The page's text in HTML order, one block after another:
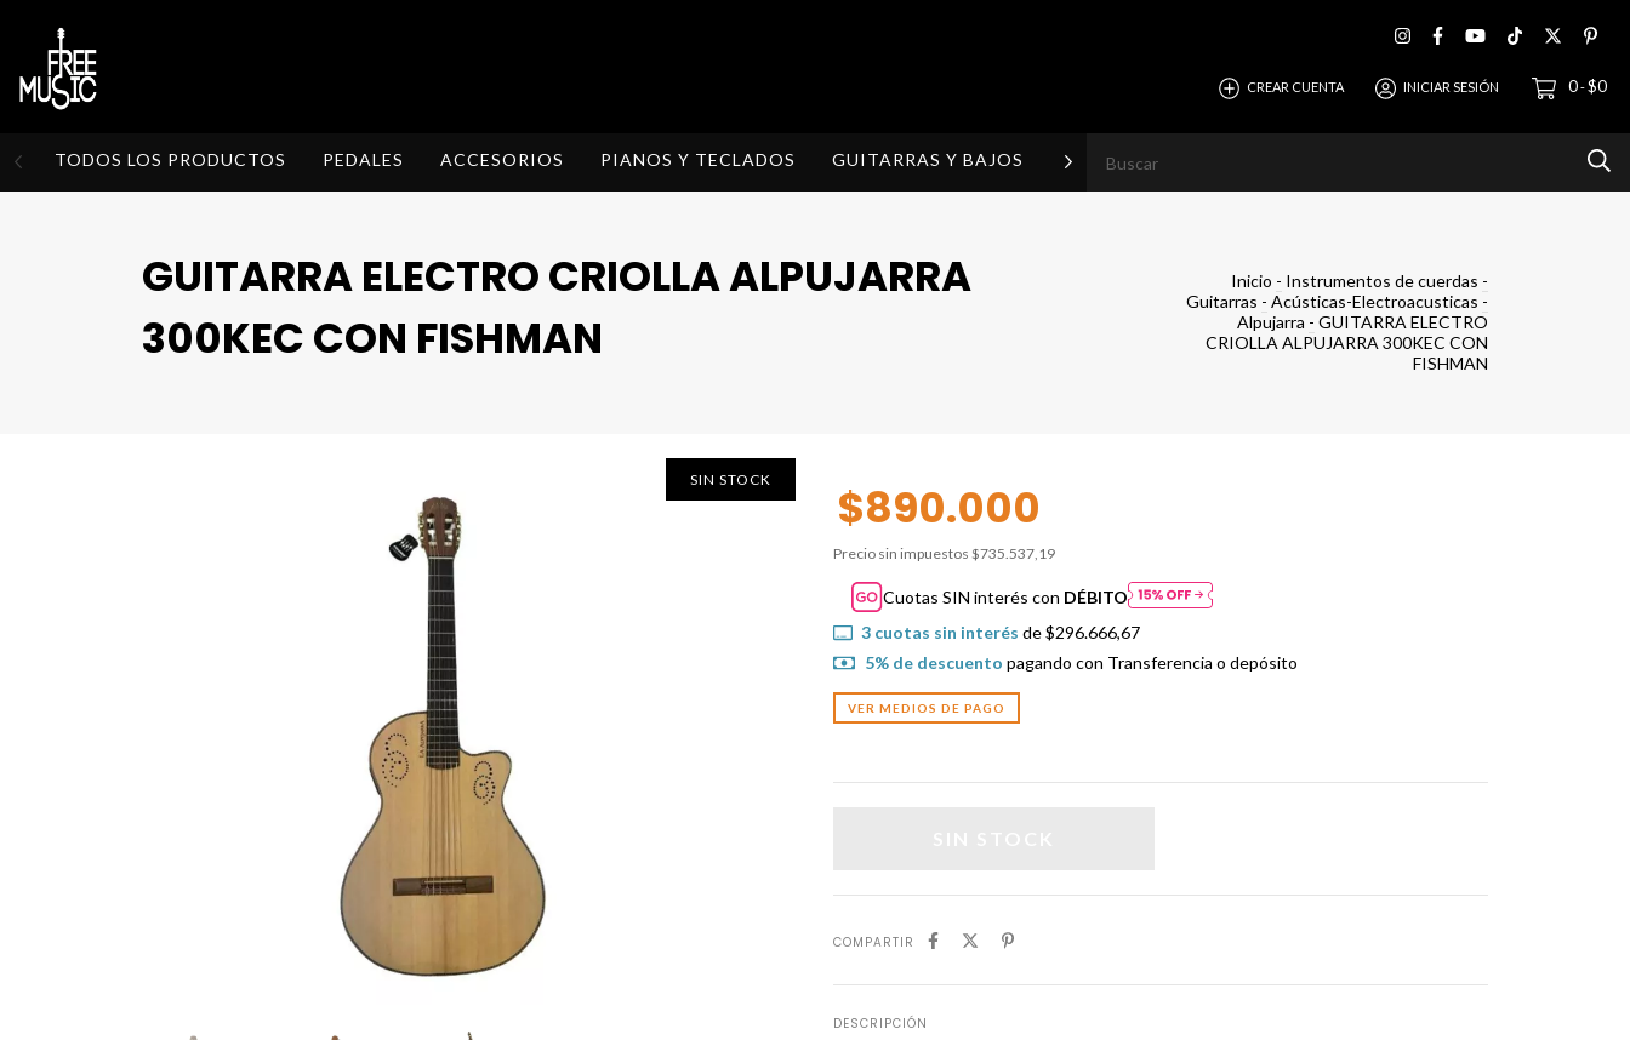
CREAR CUENTA INICIAR SESIÓN 0-$0
TODOS LOS PRODUCTOS PEDALES ACCESORIOS PIANOS Y TECLADOS GUITARRAS Y BAJOS HOGAR
GUITARRA ELECTRO CRIOLLA ALPUJARRA
300KEC CON FISHMAN
Inicio - Instrumentos de cuerdas -
Guitarras - Acústicas-Electroacusticas -
Alpujarra - GUITARRA ELECTRO
CRIOLLA ALPUJARRA 300KEC CON
FISHMAN
SIN STOCK $890.000
Precio sin impuestos $735.537,19
Cuotas SIN interés con DÉBITO
3cuotas sin interés de$296.666,67
5% de descuento pagando con Transferencia o depósito
VER MEDIOS DE PAGO
COMPARTIR
DESCRIPCIÓN